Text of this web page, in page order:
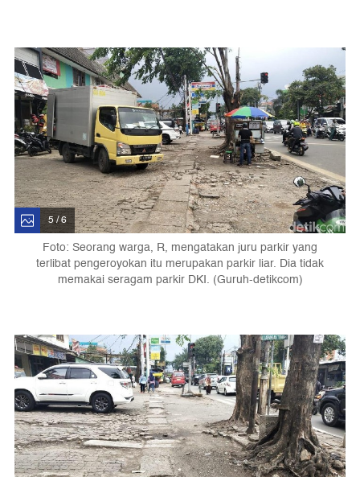
5 / 6
Foto: Seorang warga, R, mengatakan juru parkir yang
terlibat pengeroyokan itu merupakan parkir liar. Dia tidak
memakai seragam parkir DKI. (Guruh-detikcom)